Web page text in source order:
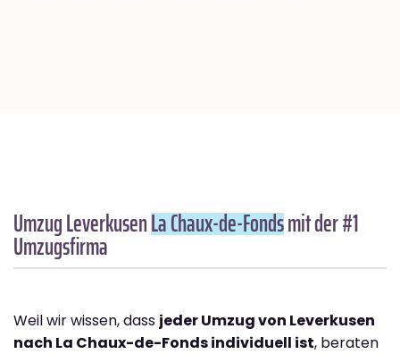
Umzug LeverkusenLa Chaux-de-Fondsmit der #1
Umzugsfirma
Weil wir wissen, dass jeder Umzug von Leverkusen
nach La Chaux-de-Fonds individuell ist, beraten